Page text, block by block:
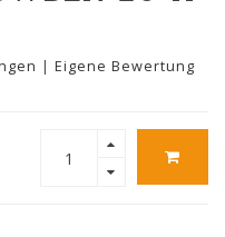
| Eigene Bewertung